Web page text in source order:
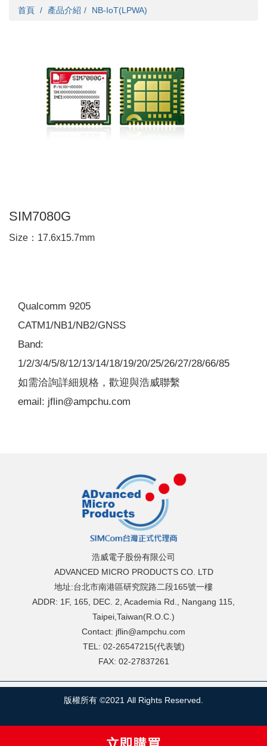
首頁 產品介紹 NB-IoT(LPWA)
SIM7080G
Size：17.6x15.7mm
Qualcomm 9205
CATM1/NB1/NB2/GNSS
Band:
1/2/3/4/5/8/12/13/14/18/19/20/25/26/27/28/66/85
如需洽詢詳細規格，歡迎與浩威聯繫
email: jflin@ampchu.com
浩威電子股份有限公司
ADVANCED MICRO PRODUCTS CO. LTD
地址:台北市南港區研究院路二段165號一樓
ADDR: 1F, 165, DEC. 2, Academia Rd., Nangang 115,
Taipei,Taiwan(R.O.C.)
Contact: jflin@ampchu.com
TEL: 02-26547215(代表號)
FAX: 02-27837261
版權所有 ©2021 All Rights Reserved.